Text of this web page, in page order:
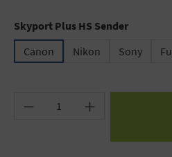
Skyport Plus HS Sender
Canon
Nikon Sony
Produkt Anzahl: Gib